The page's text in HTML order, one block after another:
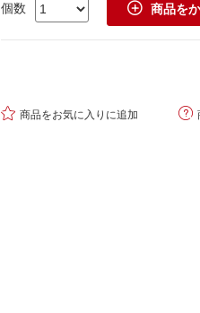
個数  商品を
 商品をお気に入りに追加 